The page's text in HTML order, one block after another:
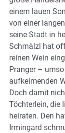
einem lauen
von einer
seine Stadt in
Schmälzl hat
reinen Wein
Pranger –
aufkeimenden
Doch damit
Töchterlein, die
heiraten. Den
Irmingard